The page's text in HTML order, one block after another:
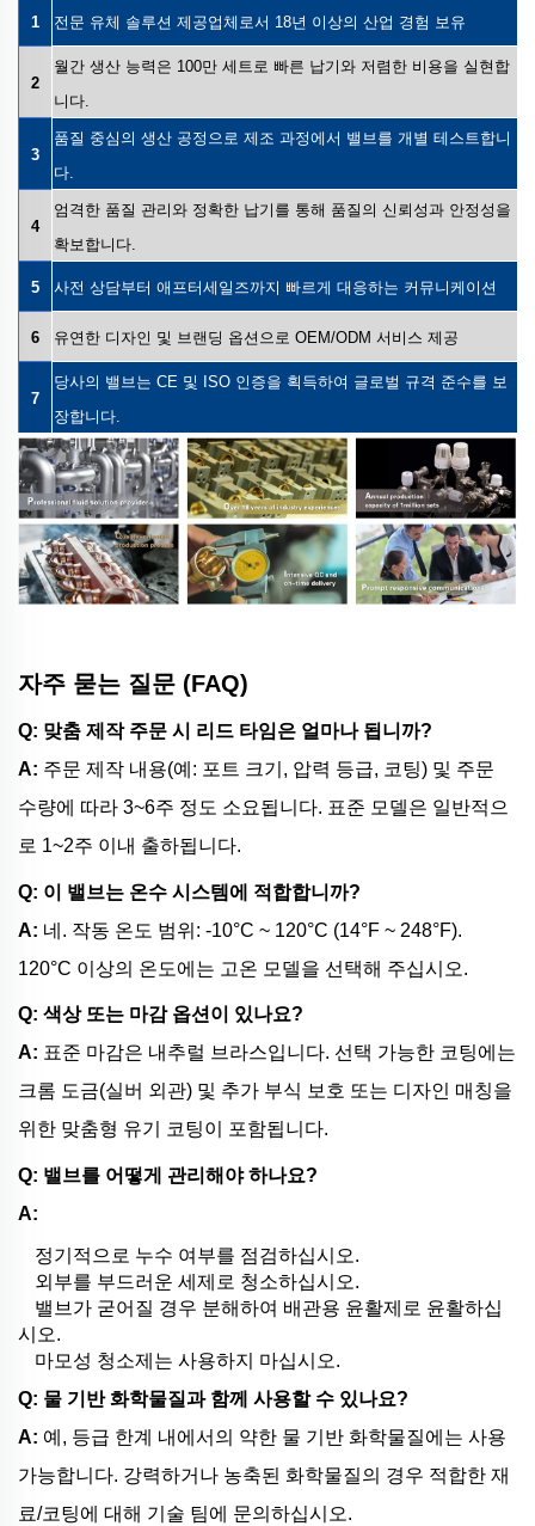
1 전문 유체 솔루션 제공업체로서 18년 이상의 산업 경험 보유
2
월간 생산 능력은 100만 세트로 빠른 납기와 저렴한 비용을 실현합
니다.
3
품질 중심의 생산 공정으로 제조 과정에서 밸브를 개별 테스트합니
다.
4
엄격한 품질 관리와 정확한 납기를 통해 품질의 신뢰성과 안정성을
확보합니다.
5 사전 상담부터 애프터세일즈까지 빠르게 대응하는 커뮤니케이션
6 유연한 디자인 및 브랜딩 옵션으로 OEM/ODM 서비스 제공
7
당사의 밸브는 CE 및 ISO 인증을 획득하여 글로벌 규격 준수를 보
장합니다.
자주 묻는 질문 (FAQ)
Q: 맞춤 제작 주문 시 리드 타임은 얼마나 됩니까?
A: 주문 제작 내용(예: 포트 크기, 압력 등급, 코팅) 및 주문
수량에 따라 3~6주 정도 소요됩니다. 표준 모델은 일반적으
로 1~2주 이내 출하됩니다.
Q: 이 밸브는 온수 시스템에 적합합니까?
A: 네. 작동 온도 범위: -10°C ~ 120°C (14°F ~ 248°F).
120°C 이상의 온도에는 고온 모델을 선택해 주십시오.
Q: 색상 또는 마감 옵션이 있나요?
A: 표준 마감은 내추럴 브라스입니다. 선택 가능한 코팅에는
크롬 도금(실버 외관) 및 추가 부식 보호 또는 디자인 매칭을
위한 맞춤형 유기 코팅이 포함됩니다.
Q: 밸브를 어떻게 관리해야 하나요?
A:
정기적으로 누수 여부를 점검하십시오.
외부를 부드러운 세제로 청소하십시오.
밸브가 굳어질 경우 분해하여 배관용 윤활제로 윤활하십
시오.
마모성 청소제는 사용하지 마십시오.
Q: 물 기반 화학물질과 함께 사용할 수 있나요?
A: 예, 등급 한계 내에서의 약한 물 기반 화학물질에는 사용
가능합니다. 강력하거나 농축된 화학물질의 경우 적합한 재
료/코팅에 대해 기술 팀에 문의하십시오.